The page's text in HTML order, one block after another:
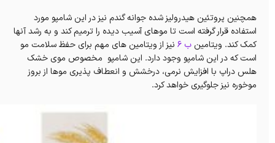
همچنین پروتئین هیدرولیز شده جوانه گندم نیز در این شامپو مورد
استفاده قرار گرفته است تا موهای آسیب دیده را ترمیم کند و به رشد آنها
کمک کند. ویتامین ب 6
نیز از ویتامین های مهم برای حفظ سلامت مو
است که در این شامپو وجود دارد. این شامپو مخصوص موی خشک
هلس دراپ با افزایش نرمی، درخشش و انعطاف پذیری موها از بروز
موخوره نیز جلوگیری خواهد کرد.